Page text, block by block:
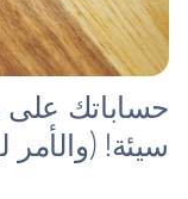
حساباتك على
سيئة! (والأمر